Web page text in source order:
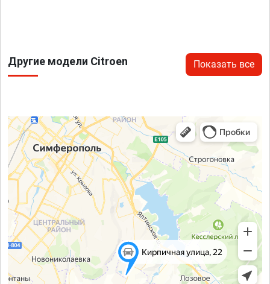
Другие модели Citroen Показать все